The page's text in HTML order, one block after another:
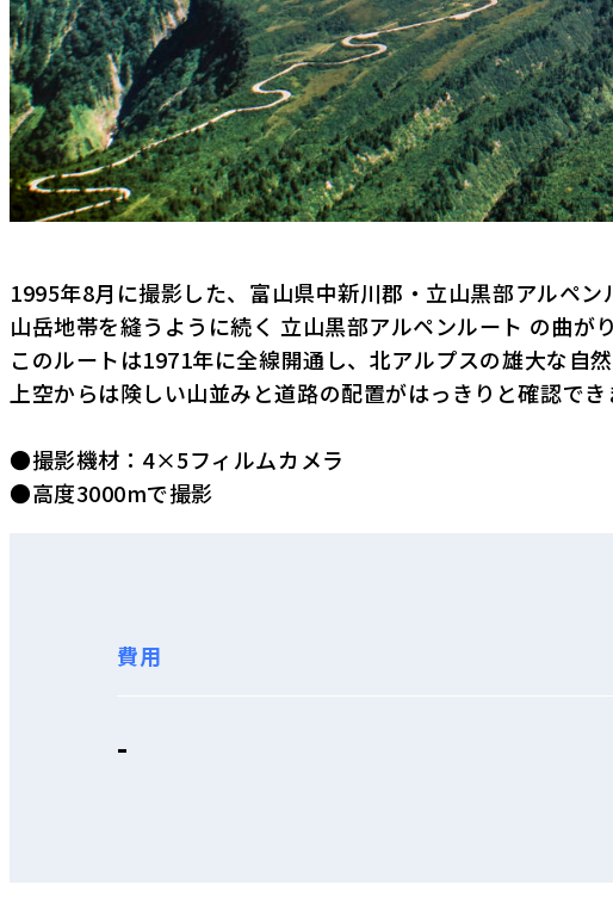
1995年8月に撮影した、富山県中新川郡・立山黒部アルペン
山岳地帯を縫うように続く 立山黒部アルペンルート の曲が
このルートは1971年に全線開通し、北アルプスの雄大な自
上空からは険しい山並みと道路の配置がはっきりと確認でき
●撮影機材：4×5フィルムカメラ
●高度3000mで撮影
費用
-